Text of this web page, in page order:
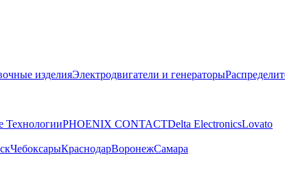
изделияЭлектродвигатели и генераторы
ТехнологииPHOENIX CONTACTDelta ElectronicsLovato
ЧебоксарыКраснодарВоронежСамара